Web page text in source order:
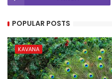
POPULAR POSTS
KAVANA